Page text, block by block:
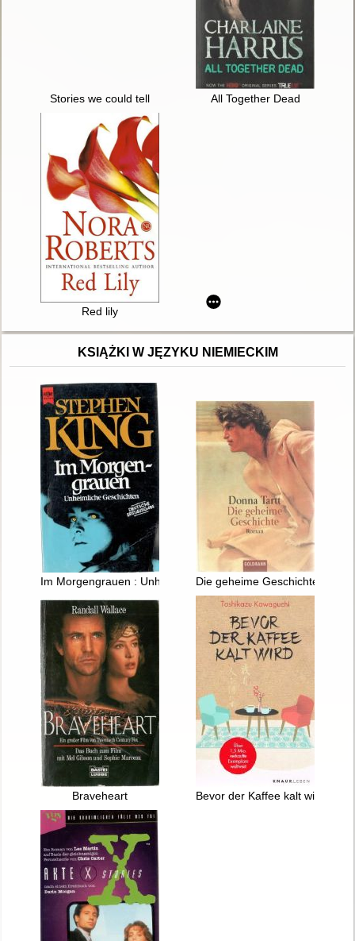
Stories we could tell All Together Dead
Red lily
KSIĄŻKI W JĘZYKU NIEMIECKIM
Im Morgengrauen : Unheimliche Geschichten
Die geheime Geschichte
Braveheart Bevor der Kaffee kalt wird